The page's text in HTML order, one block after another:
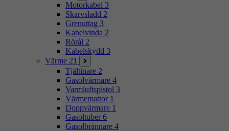
Motorkabel 3
Skarvsladd 2
Grenuttag 3
Kabelvinda 2
Rörål 2
Kabelskydd 3
Värme 21
Tjältinare 2
Gasolvärmare 4
Varmluftspistol 3
Värmemattor 1
Doppvärmare 1
Gasoltuber 6
Gasolbrännare 4